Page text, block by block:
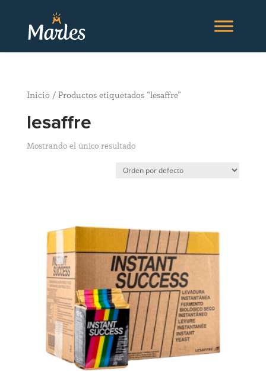
Inicio/ Productos etiquetados “lesaffre”
lesaffre
Mostrando el único resultado